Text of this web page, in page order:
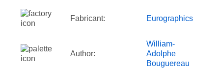
Fabricant: Eurographics
Author:
William-
Adolphe
Bouguereau